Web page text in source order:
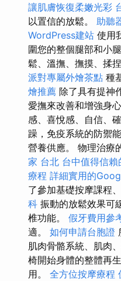
讓肌膚恢復柔嫩光彩
以置信的放鬆。 助聽
WordPress建站 使用
圍您的整個腿部和小
鬆、溫撫、撫摸、揉
派對專屬外燴茶點 種
燴推薦 除了具有提神
愛撫來改善和增強身
感、喜悅感、自信、
躁，免疫系統的防禦
營養供應。 物理治療
家 台北 台中值得信賴
療程 詳細實用的
了參加基礎按摩課程
科 振動的放鬆效果可
椎功能。 假牙費用參
適。 如何申請台胞證
肌肉骨骼系統、肌肉
椅開始身體的整體再
用。 全方位按摩療程